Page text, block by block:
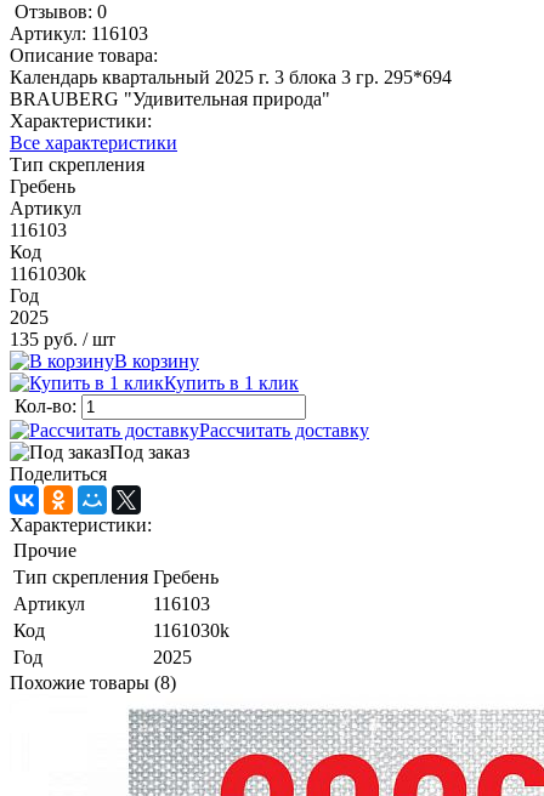
Отзывов: 0
Артикул: 116103
Описание товара:
Календарь квартальный 2025 г. 3 блока 3 гр. 295*694
BRAUBERG "Удивительная природа"
Характеристики:
Все характеристики
Тип скрепления
Гребень
Артикул
116103
Код
1161030k
Год
2025
135 руб. / шт
В корзину
Купить в 1 клик
Кол-во:
Рассчитать доставку
Под заказ
Поделиться
Характеристики:
Прочие
Тип скрепления Гребень
Артикул
116103
Код
1161030k
Год
2025
Похожие товары (8)